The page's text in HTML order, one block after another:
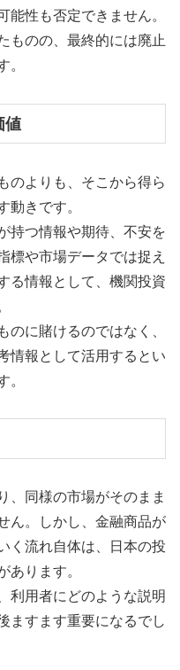
能性も否定できません。
ものの、最終的には廃止
。
値
のよりも、そこから得ら
動きです。
持つ情報や期待、不安を
標や市場データでは捉え
る情報として、機関投資
のに賭けるのではなく、
情報として活用するとい
。
、同様の市場がそのまま
ん。しかし、金融商品が
く流れ自体は、日本の投
あります。
利用者にどのような説明
ますます重要になるでし